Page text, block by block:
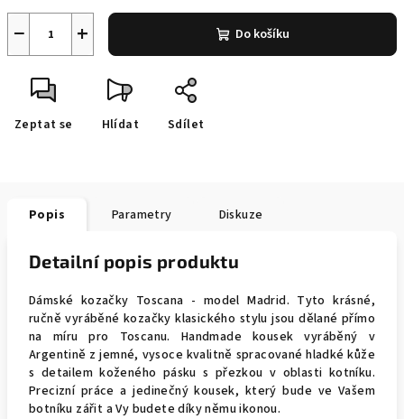
+
− Do košíku
Zeptat se Hlídat Sdílet
Popis Parametry Diskuze
Detailní popis produktu
Dámské kozačky Toscana - model Madrid. Tyto krásné,
ručně vyráběné kozačky klasického stylu jsou dělané přímo
na míru pro Toscanu. Handmade kousek vyráběný v
Argentině z jemné, vysoce kvalitně spracované hladké kůže
s detailem koženého pásku s přezkou v oblasti kotníku.
Precizní práce a jedinečný kousek, který bude ve Vašem
botníku zářit a Vy budete díky němu ikonou.